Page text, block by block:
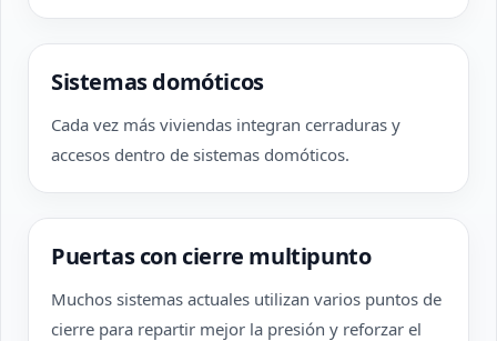
Sistemas domóticos
Cada vez más viviendas integran cerraduras y
accesos dentro de sistemas domóticos.
Puertas con cierre multipunto
Muchos sistemas actuales utilizan varios puntos de
cierre para repartir mejor la presión y reforzar el